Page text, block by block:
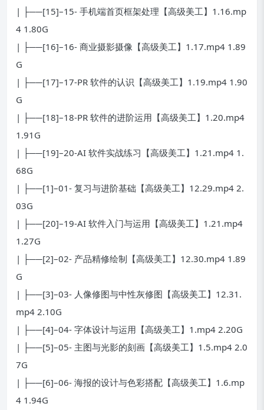
| ├──[15]–15- 手机端首页框架处理【高级美工】1.16.mp
4 1.80G
| ├──[16]–16- 商业摄影摄像【高级美工】1.17.mp4 1.89
G
| ├──[17]–17-PR 软件的认识【高级美工】1.19.mp4 1.90
G
| ├──[18]–18-PR 软件的进阶运用【高级美工】1.20.mp4
1.91G
| ├──[19]–20-AI 软件实战练习【高级美工】1.21.mp4 1.
68G
| ├──[1]–01- 复习与进阶基础【高级美工】12.29.mp4 2.
03G
| ├──[20]–19-AI 软件入门与运用【高级美工】1.21.mp4
1.27G
| ├──[2]–02- 产品精修绘制【高级美工】12.30.mp4 1.89
G
| ├──[3]–03- 人像修图与中性灰修图【高级美工】12.31.
mp4 2.10G
| ├──[4]–04- 字体设计与运用【高级美工】1.mp4 2.20G
| ├──[5]–05- 主图与光影的刻画【高级美工】1.5.mp4 2.0
7G
| ├──[6]–06- 海报的设计与色彩搭配【高级美工】1.6.mp
4 1.94G